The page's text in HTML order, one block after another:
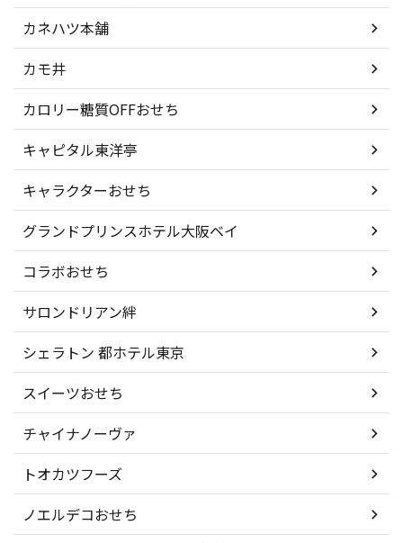
カネハツ本舗
カモ井
カロリー糖質OFFおせち
キャピタル東洋亭
キャラクターおせち
グランドプリンスホテル大阪ベイ
コラボおせち
サロンドリアン絆
シェラトン 都ホテル東京
スイーツおせち
チャイナノーヴァ
トオカツフーズ
ノエルデコおせち